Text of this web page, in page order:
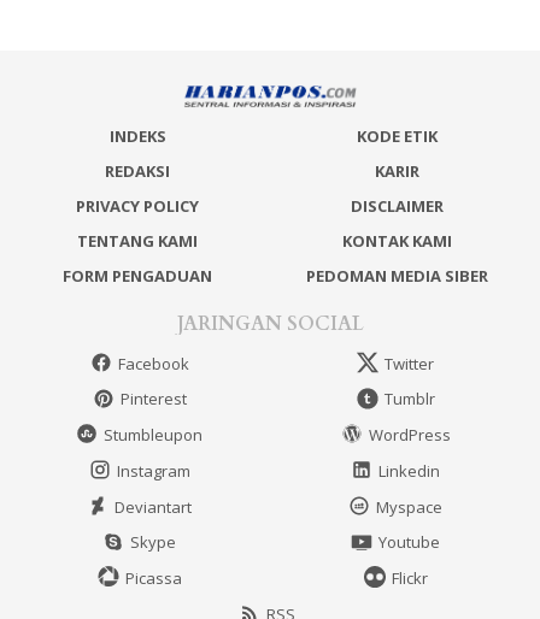
INDEKS
KODE ETIK
REDAKSI
KARIR
PRIVACY POLICY
DISCLAIMER
TENTANG KAMI
KONTAK KAMI
FORM PENGADUAN
PEDOMAN MEDIA SIBER
JARINGAN SOCIAL
Facebook
Twitter
Pinterest
Tumblr
Stumbleupon
WordPress
Instagram
Linkedin
Deviantart
Myspace
Skype
Youtube
Picassa
Flickr
RSS